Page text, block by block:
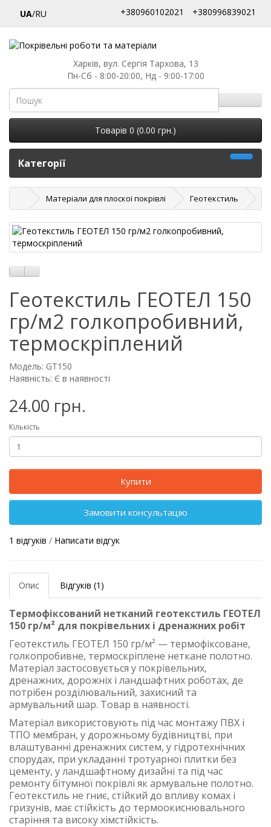
UA/RU +380960102021 +380996839021
Харків, вул. Сергія Тархова, 13
Пн-Сб - 8:00-20:00, Нд - 9:00-17:00
Товарів 0 (0.00 грн.)
Категорії
Матеріали для плоскої покрівлі Геотекстиль
Геотекстиль ГЕОТЕЛ 150
гр/м2 голкопробивний,
термоскріплений
Модель: GT150
Наявність: Є в наявності
24.00 грн.
Кількість
Купити
Замовити консультацію
1 відгуків / Написати відгук
Опис Відгуків (1)
Термофіксований нетканий геотекстиль ГЕОТЕЛ
150 гр/м² для покрівельних і дренажних робіт
Геотекстиль ГЕОТЕЛ 150 гр/м² — термофіксоване,
голкопробивне, термоскріплене неткане полотно.
Матеріал застосовується у покрівельних,
дренажних, дорожніх і ландшафтних роботах, де
потрібен розділювальний, захисний та
армувальний шар. Товар в наявності.
Матеріал використовують під час монтажу ПВХ і
ТПО мембран, у дорожньому будівництві, при
влаштуванні дренажних систем, у гідротехнічних
спорудах, при укладанні тротуарної плитки без
цементу, у ландшафтному дизайні та під час
ремонту бітумної покрівлі як армувальне полотно.
Геотекстиль не гниє, стійкий до впливу комах і
гризунів, має стійкість до термоокиснювального
старіння та високу хімстійкість.